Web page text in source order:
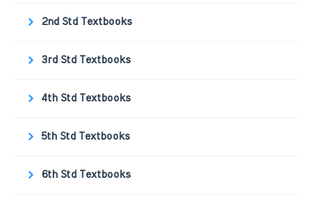
2nd Std Textbooks
3rd Std Textbooks
4th Std Textbooks
5th Std Textbooks
6th Std Textbooks